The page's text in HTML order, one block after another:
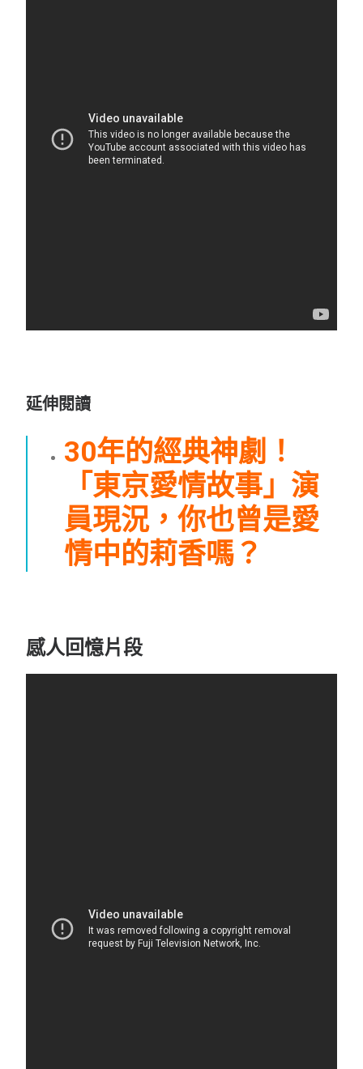
延伸閱讀
30年的經典神劇！
「東京愛情故事」演
員現況，你也曾是愛
情中的莉香嗎？
感人回憶片段